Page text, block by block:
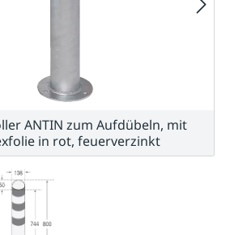
ANTIN zum Aufdübeln, mit
in rot, feuerverzinkt